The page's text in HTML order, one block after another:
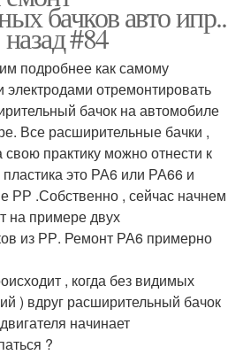
бачков авто ипр..
#84
подробнее как самому
электродами отремонтировать
бачок на автомобиле
Все расширительные бачки ,
свою практику можно отнести к
это РА6 или РА66 и
РР .Собственно , сейчас начнем
на примере двух
из РР. Ремонт РА6 примерно
, когда без видимых
) вдруг расширительный бачок
начинает
?